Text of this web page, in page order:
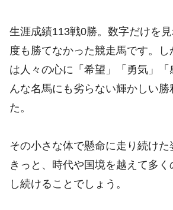
生涯成績113戦0勝。数字だけを
度も勝てなかった競走馬です。し
は人々の心に「希望」「勇気」
んな名馬にも劣らない輝かしい勝
た。
その小さな体で懸命に走り続けた
きっと、時代や国境を越えて多く
し続けることでしょう。